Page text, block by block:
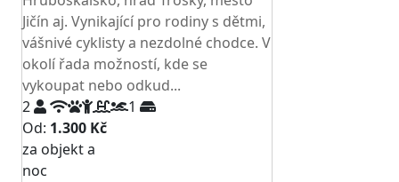
Jičín aj. Vynikající pro rodiny s dětmi,
vášnivé cyklisty a nezdolné chodce. V
okolí řada možností, kde se
vykoupat nebo odkud...
2
1
Od: 1.300 Kč
za objekt a
noc